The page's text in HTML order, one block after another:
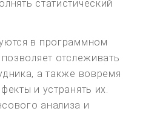
статистический
в программном
отслеживать
а также вовремя
и устранять их.
анализа и